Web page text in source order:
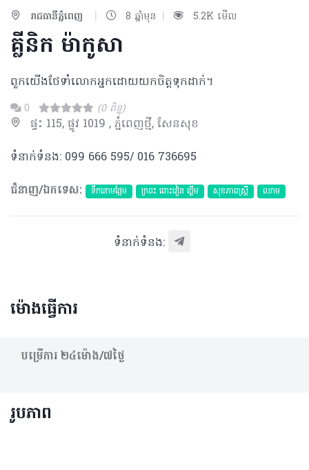
រាជធានីភ្នំពេញ | 8 ឆ្នាំមុន | 5.2K មើល
គ្លីនិក ម៉ាកូសា
ពួកយើងថែទាំលោកអ្នកដោយយកចិត្តទុកដាក់។
0 (0 ពិន្ទុ)
ផ្ទះ 115, ផ្លូវ 1019 , ភ្នំពេញថ្មី, សែនសុខ
ទំនាក់ទំនង: 099 666 595/ 016 736695
ជំនាញ/ឯកទេស:
ទឹកនោមផ្អែម ក្រពះ ពោះវៀន ថ្លើម សុខភាពស្រ្តី ឈាម
ទំនាក់ទំនង:
ម៉ោងធ្វើការ
បម្រើការ​ ២៤ម៉ោង/៧ថ្ងៃ
រូបភាព